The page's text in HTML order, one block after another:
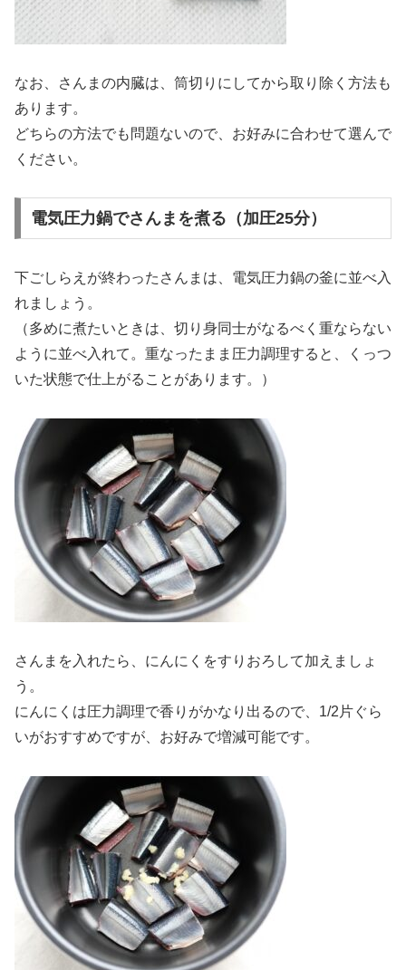
なお、さんまの内臓は、筒切りにしてから取り除く方法も
あります。
どちらの方法でも問題ないので、お好みに合わせて選んで
ください。
電気圧力鍋でさんまを煮る（加圧25分）
下ごしらえが終わったさんまは、電気圧力鍋の釜に並べ入
れましょう。
（多めに煮たいときは、切り身同士がなるべく重ならない
ように並べ入れて。重なったまま圧力調理すると、くっつ
いた状態で仕上がることがあります。）
さんまを入れたら、にんにくをすりおろして加えましょ
う。
にんにくは圧力調理で香りがかなり出るので、1/2片ぐら
いがおすすめですが、お好みで増減可能です。